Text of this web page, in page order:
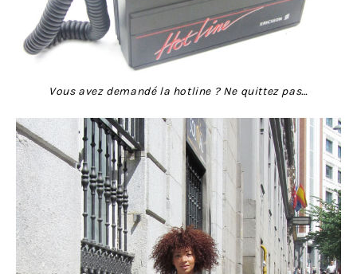
Vous avez demandé la hotline ? Ne quittez pas…